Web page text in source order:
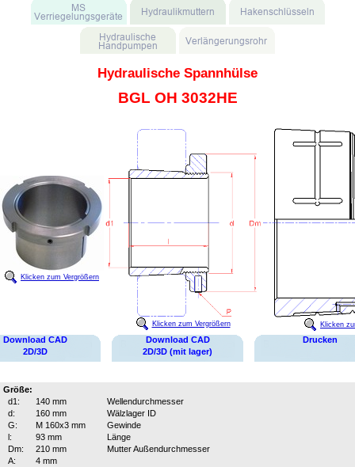
Hydraulische Spannhülse
BGL OH 3032HE
Klicken zum Vergrößern
Klicken zum Vergrößern Klicken
Download CAD
2D/3D
Download CAD
2D/3D (mit lager)
Drucken
Größe:
d1:
140 mm
Wellendurchmesser
d:
160 mm
Wälzlager ID
G:
M 160x3 mm
Gewinde
l:
93 mm
Länge
Dm:
210 mm
Mutter Außendurchmesser
A:
4 mm